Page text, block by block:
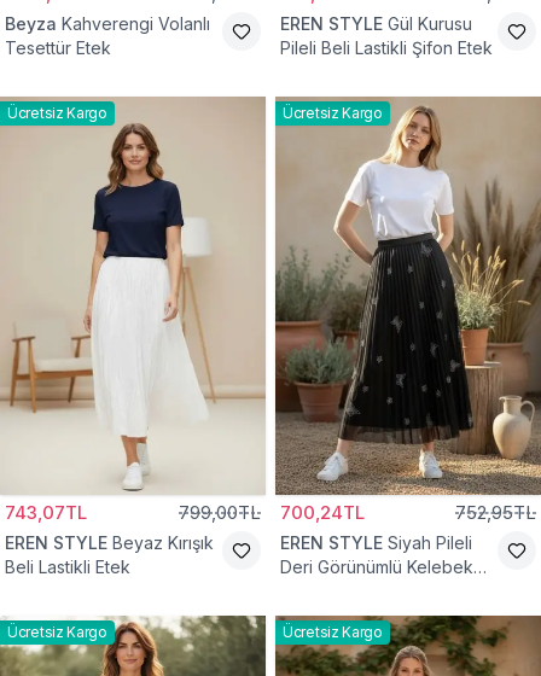
Beyza Kahverengi Volanlı
Tesettür Etek
EREN STYLE Gül Kurusu
Pileli Beli Lastikli Şifon Etek
Ücretsiz Kargo
743,07TL 799,00TL
EREN STYLE Beyaz Kırışık
Beli Lastikli Etek
Ücretsiz Kargo
700,24TL 752,95TL
EREN STYLE Siyah Pileli
Deri Görünümlü Kelebek
Viskon Etek
Ücretsiz Kargo Ücretsiz Kargo